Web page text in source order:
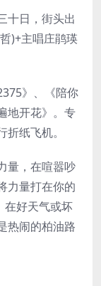
十日，街头出
)+主唱庄鹃瑛
》、《陪你
地开花》。专
纸飞机。
量，在喧嚣吵
力量打在你的
在好天气或坏
热闹的柏油路